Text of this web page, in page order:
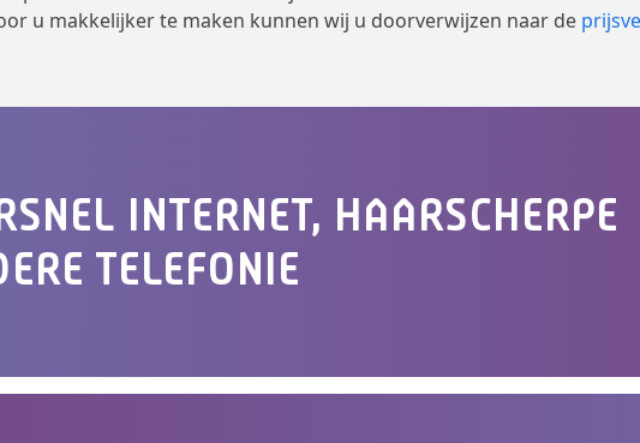
u makkelijker te maken kunnen wij u doorverwijzen naar de
INTERNET, HAARSCHERPE
TELEFONIE